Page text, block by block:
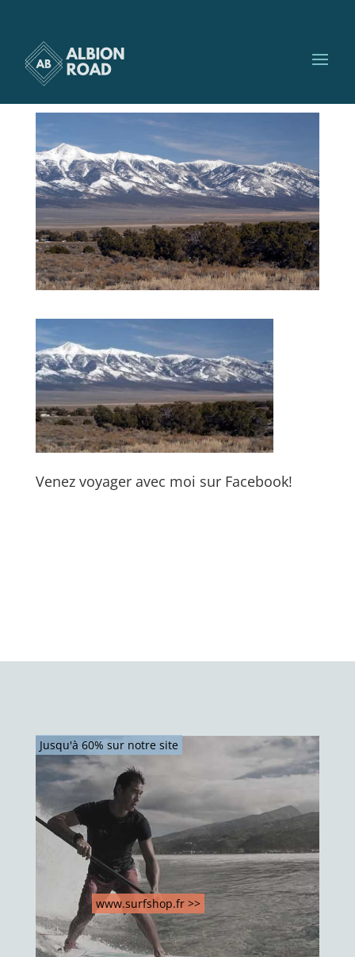
great basin
par
Venez voyager avec moi sur Facebook!
www.surfshop.fr >>
Jusqu'à 60% sur notre site